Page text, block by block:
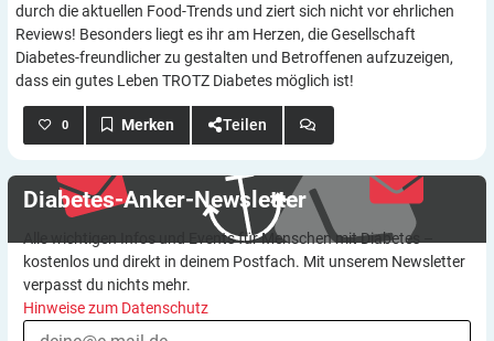
durch die aktuellen Food-Trends und ziert sich nicht vor ehrlichen
Reviews! Besonders liegt es ihr am Herzen, die Gesellschaft
Diabetes-freundlicher zu gestalten und Betroffenen aufzuzeigen,
dass ein gutes Leben TROTZ Diabetes möglich ist!
0 Teilen
Diabetes-Anker-Newsletter
Alle wichtigen Infos und Events für Menschen mit Diabetes –
kostenlos und direkt in deinem Postfach. Mit unserem Newsletter
verpasst du nichts mehr.
Hinweise zum Datenschutz